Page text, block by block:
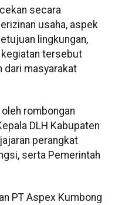
secara
usaha, aspek
lingkungan,
tersebut
masyarakat
rombongan
DLH Kabupaten
perangkat
serta Pemerintah
PT Aspex Kumbong